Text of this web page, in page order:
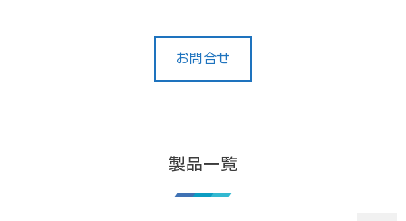
お問合せ
製品一覧